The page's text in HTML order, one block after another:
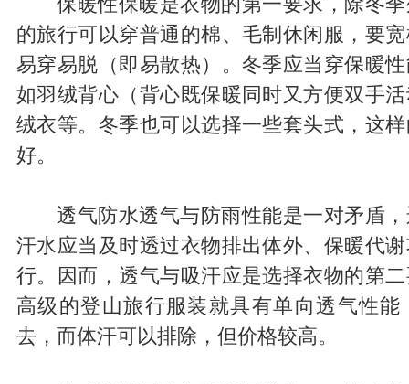
的旅行可以穿普通的棉、毛制休闲服，要
易穿易脱（即易散热）。冬季应当穿保暖
如羽绒背心（背心既保暖同时又方便双手
绒衣等。冬季也可以选择一些套头式，这
好。
透气防水透气与防雨性能是一对矛盾，
汗水应当及时透过衣物排出体外、保暖代
行。因而，透气与吸汗应是选择衣物的第
高级的登山旅行服装就具有单向透气性能
去，而体汗可以排除，但价格较高。